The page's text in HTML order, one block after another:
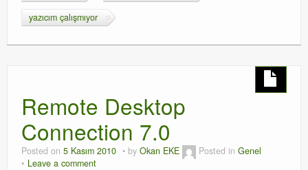
yazıcım çalışmıyor
Remote Desktop
Connection 7.0
Posted on 5 Kasım 2010 by Okan EKE Posted in Genel
Leave a comment